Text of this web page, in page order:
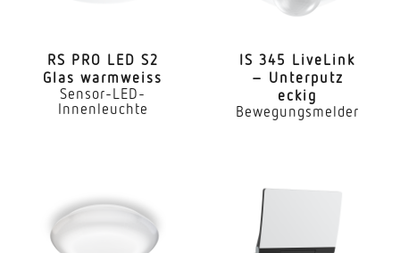
Leuchtmittel
LED nicht austauschbar
Lichtstromrückgang nach LM80
L70B10
RS PRO LED S2
Glas warmweiss
Sensor-LED-
Innenleuchte
IS 345 LiveLink
– Unterputz
eckig
Bewegungsmelder